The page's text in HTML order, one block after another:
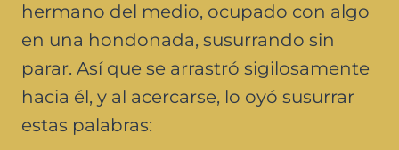
hermano del medio, ocupado con algo
en una hondonada, susurrando sin
parar. Así que se arrastró sigilosamente
hacia él, y al acercarse, lo oyó susurrar
estas palabras: